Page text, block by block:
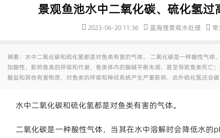
景观鱼池水中二氧化碳、硫化氢
2023-06-20 11:36 蓝海狸景观水处理
摘要：水中二氧化碳和硫化氢都是对鱼类有害的气体。 二氧化碳是一种酸性气体
加酸性，影响鱼类的呼吸和代谢，鱼类体内的酸碱平衡失调，甚至导致鱼类死亡
酸盐和其他有害物质，对鱼类的呼吸和神经系统产生严重影响，此外硫化氢还会
水中二氧化碳和硫化氢都是对鱼类有害的气体。
二氧化碳是一种酸性气体，当其在水中溶解时会降低水的